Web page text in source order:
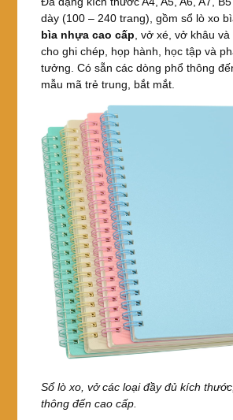
dày (100 – 240 trang), gồm sổ lò xo
bìa nhựa cao cấp , vở xé, vở khâu
cho ghi chép, họp hành, học tập và
tưởng. Có sẵn các dòng phổ thông
mẫu mã trẻ trung, bắt mắt.
Sổ lò xo, vở các loại đầy đủ kích
thông đến cao cấp.